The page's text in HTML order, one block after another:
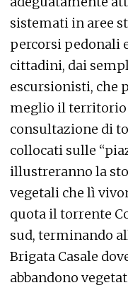
sistemati in aree
percorsi pedonali
cittadini, dai
escursionisti, che
meglio il territorio
consultazione di
collocati sulle
illustreranno la
vegetali che lì
quota il torrente
sud, terminando
Brigata Casale
abbandono